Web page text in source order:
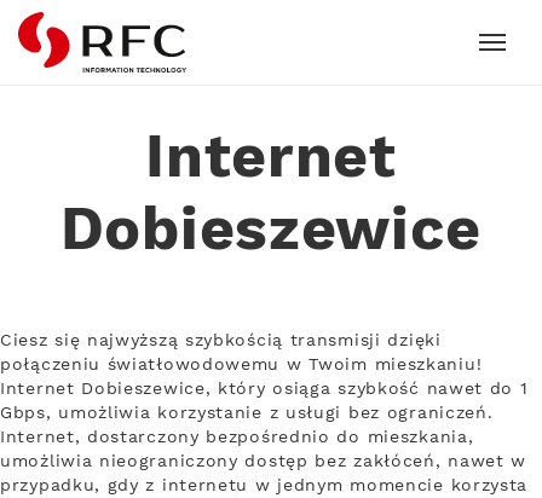
RFC
Internet
Dobieszewice
Ciesz się najwyższą szybkością transmisji dzięki
połączeniu światłowodowemu w Twoim mieszkaniu!
Internet Dobieszewice, który osiąga szybkość nawet do 1
Gbps, umożliwia korzystanie z usługi bez ograniczeń.
Internet, dostarczony bezpośrednio do mieszkania,
umożliwia nieograniczony dostęp bez zakłóceń, nawet w
przypadku, gdy z internetu w jednym momencie korzysta